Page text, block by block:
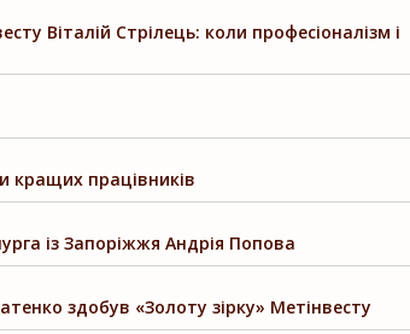
Віталій Стрілець: коли професіоналізм і
кращих працівників
із Запоріжжя Андрія Попова
здобув «Золоту зірку» Метінвесту